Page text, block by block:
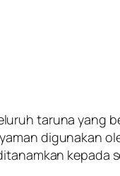
taruna yang
digunakan
kepada